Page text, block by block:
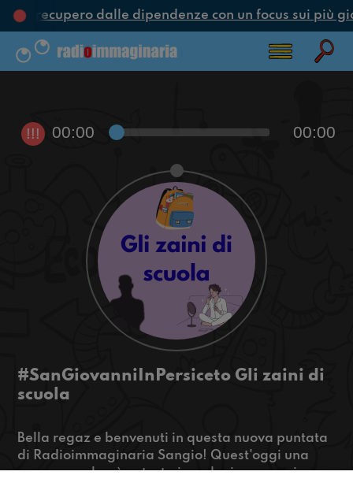
e recupero dalle dipendenze con un focus sui più
!!! 00:00 00:00
#SanGiovanniInPersiceto Gli zaini di
scuola
Bella regaz e benvenuti in questa nuova puntata
di Radioimmaginaria Sangio! Quest'oggi una
nuova speaker è entrata in redazione e assieme